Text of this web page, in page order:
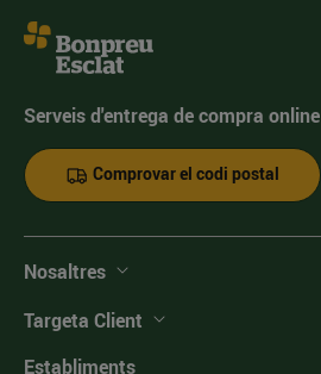
Serveis d'entrega de compra online
Comprovar el codi postal
Nosaltres
Targeta Client
Establiments